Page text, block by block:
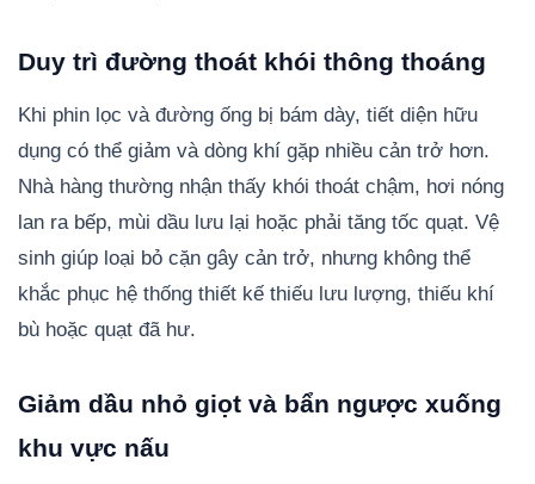
Duy trì đường thoát khói thông thoáng
Khi phin lọc và đường ống bị bám dày, tiết diện hữu
dụng có thể giảm và dòng khí gặp nhiều cản trở hơn.
Nhà hàng thường nhận thấy khói thoát chậm, hơi nóng
lan ra bếp, mùi dầu lưu lại hoặc phải tăng tốc quạt. Vệ
sinh giúp loại bỏ cặn gây cản trở, nhưng không thể
khắc phục hệ thống thiết kế thiếu lưu lượng, thiếu khí
bù hoặc quạt đã hư.
Giảm dầu nhỏ giọt và bẩn ngược xuống
khu vực nấu